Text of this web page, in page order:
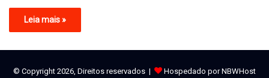
Leia mais »
© Copyright 2026, Direitos reservados | Hospedado por NBWHost